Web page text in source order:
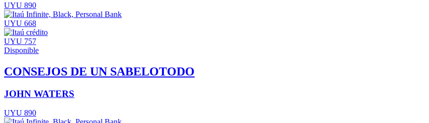
UYU 890
UYU 668
UYU 757
Disponible
CONSEJOS DE UN SABELOTODO
JOHN WATERS
UYU 890